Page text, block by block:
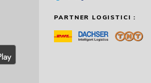
PARTNER LOGISTICI :